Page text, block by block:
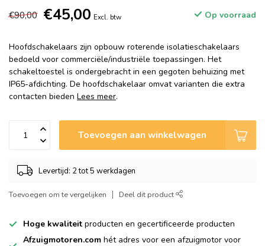
€90,00 €45,00 Excl. btw Op voorraad
Hoofdschakelaars zijn opbouw roterende isolatieschakelaars
bedoeld voor commerciële/industriële toepassingen. Het
schakeltoestel is ondergebracht in een gegoten behuizing met
IP65-afdichting. De hoofdschakelaar omvat varianten die extra
contacten bieden Lees meer.
Toevoegen aan winkelwagen
Levertijd: 2 tot 5 werkdagen
Toevoegen om te vergelijken Deel dit product
Hoge kwaliteit producten en gecertificeerde producten
Afzuigmotoren.com hét adres voor een afzuigmotor voor